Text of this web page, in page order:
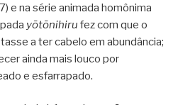
e na série animada homônima
yōtōnihiru fez com que o
a ter cabelo em abundância;
ainda mais louco por
e esfarrapado.